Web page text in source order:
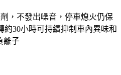
，不發出噪音，停車熄火仍保
30小時可持續抑制車內異味和
離子